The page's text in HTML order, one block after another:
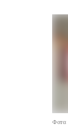
Фото: